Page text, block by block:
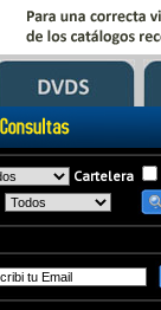
Cartelera